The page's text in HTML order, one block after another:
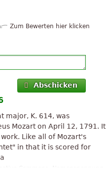
Zum Bewerten hier klicken
Abschicken
major, K. 614, was
Mozart on April 12, 1791. It
Like all of Mozart's
in that it is scored for
Commons, Namensnennung-